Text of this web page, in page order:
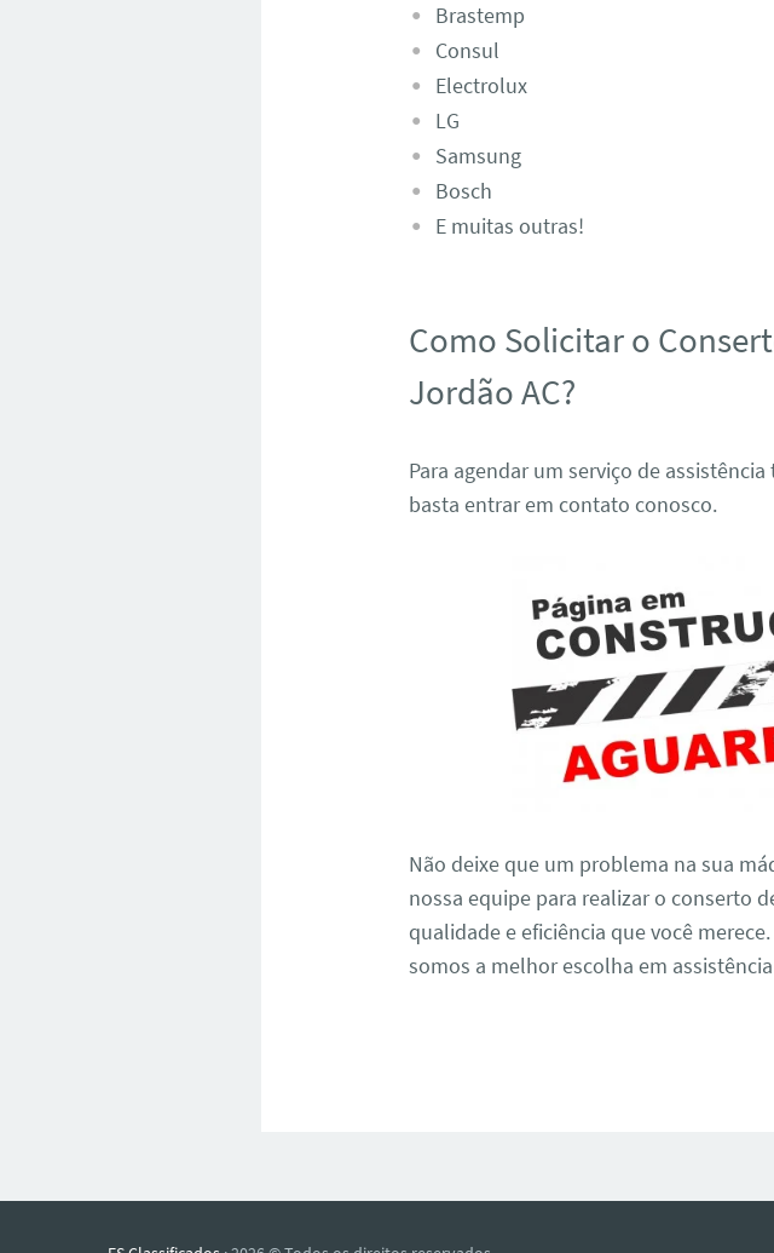
Brastemp
Consul
Electrolux
LG
Samsung
Bosch
E muitas outras!
Como Solicitar o
Jordão AC?
Para agendar um serviço de
basta entrar em contato conosco.
Não deixe que um problema na sua
nossa equipe para realizar o conserto
qualidade e eficiência que você
somos a melhor escolha em